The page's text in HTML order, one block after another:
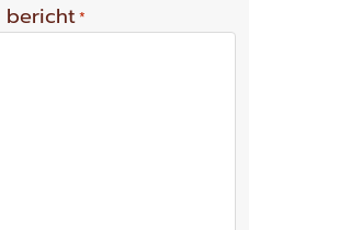
bericht*